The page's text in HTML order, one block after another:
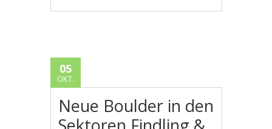
05
OKT.
Neue Boulder in den